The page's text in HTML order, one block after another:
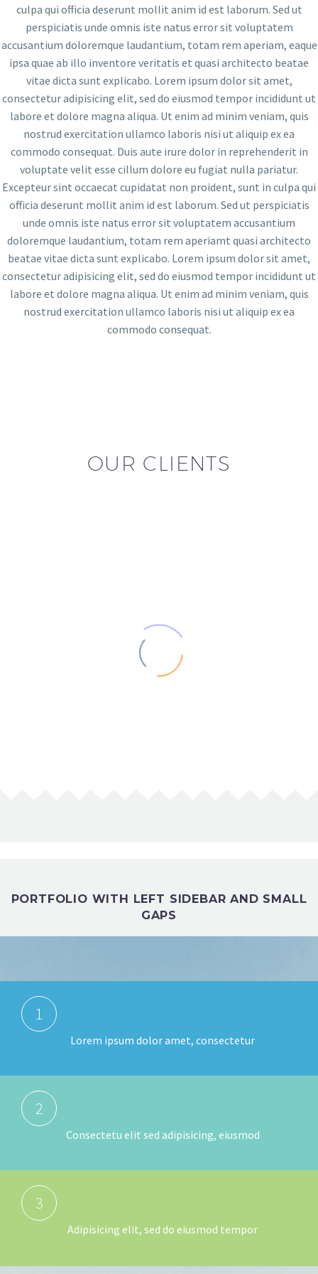
culpa qui officia deserunt mollit anim id est laborum. Sed ut
perspiciatis unde omnis iste natus error sit voluptatem
accusantium doloremque laudantium, totam rem aperiam, eaque
ipsa quae ab illo inventore veritatis et quasi architecto beatae
vitae dicta sunt explicabo. Lorem ipsum dolor sit amet,
consectetur adipisicing elit, sed do eiusmod tempor incididunt ut
labore et dolore magna aliqua. Ut enim ad minim veniam, quis
nostrud exercitation ullamco laboris nisi ut aliquip ex ea
commodo consequat. Duis aute irure dolor in reprehenderit in
voluptate velit esse cillum dolore eu fugiat nulla pariatur.
Excepteur sint occaecat cupidatat non proident, sunt in culpa qui
officia deserunt mollit anim id est laborum. Sed ut perspiciatis
unde omnis iste natus error sit voluptatem accusantium
doloremque laudantium, totam rem aperiamt quasi architecto
beatae vitae dicta sunt explicabo. Lorem ipsum dolor sit amet,
consectetur adipisicing elit, sed do eiusmod tempor incididunt ut
labore et dolore magna aliqua. Ut enim ad minim veniam, quis
nostrud exercitation ullamco laboris nisi ut aliquip ex ea
commodo consequat.
OUR CLIENTS
PORTFOLIO WITH LEFT SIDEBAR AND SMALL
GAPS
1
Lorem ipsum dolor amet, consectetur
2
Consectetu elit sed adipisicing, eiusmod
3
Adipisicing elit, sed do eiusmod tempor